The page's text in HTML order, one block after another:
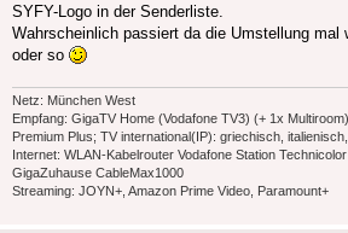
SYFY-Logo in der Senderliste.
Wahrscheinlich passiert da die Umstellung mal
oder so
Netz: München West
Empfang: GigaTV Home (Vodafone TV3) (+ 1x
Premium Plus; TV international(IP): griechisch,
Internet: WLAN-Kabelrouter Vodafone Station
GigaZuhause CableMax1000
Streaming: JOYN+, Amazon Prime Video, Paramount+